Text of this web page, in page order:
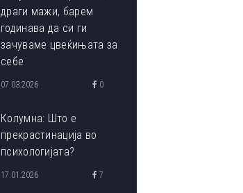
драги мажи, барем
годинава да си ги
зачуваме цвеќињата за
себе
07.03.2026 0
Колумна: Што е
прекрастинација во
психологијата?
17.01.2026 7